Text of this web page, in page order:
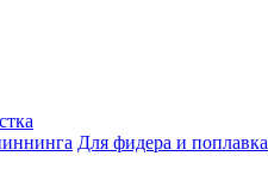
Для фидера и поплавка